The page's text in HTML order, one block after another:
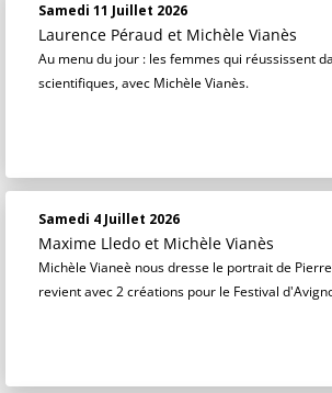
Samedi 11 Juillet 2026
Laurence Péraud et Michèle Vianès
Au menu du jour : les femmes qui réussissent
scientifiques, avec Michèle Vianès.
Samedi 4 Juillet 2026
Maxime Lledo et Michèle Vianès
Michèle Vianeè nous dresse le portrait de
revient avec 2 créations pour le Festival